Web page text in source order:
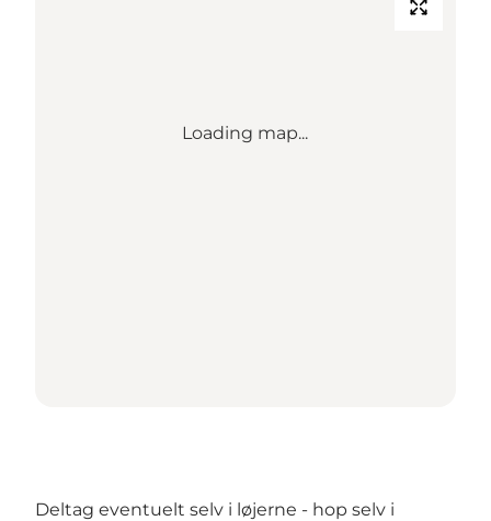
Loading map...
Deltag eventuelt selv i løjerne - hop selv i